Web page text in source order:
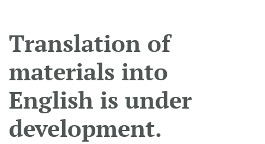
Translation of
materials into
English is under
development.